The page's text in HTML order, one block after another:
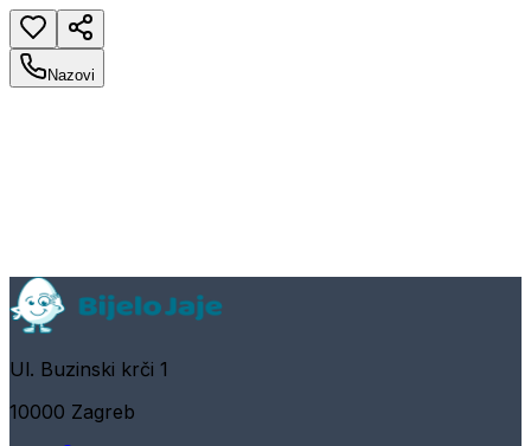
Nazovi
Ul. Buzinski krči 1
10000 Zagreb